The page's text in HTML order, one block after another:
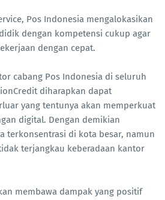
Pos Indonesia mengalokasikan
dengan kompetensi cukup agar
dengan cepat.
cabang Pos Indonesia di seluruh
diharapkan dapat
yang tentunya akan memperkuat
digital. Dengan demikian
terkonsentrasi di kota besar, namun
terjangkau keberadaan kantor
membawa dampak yang positif